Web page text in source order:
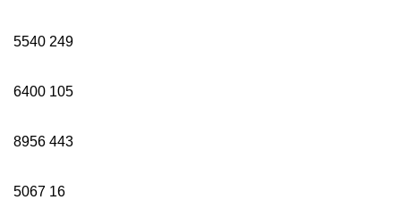
5540 249
6400 105
8956 443
5067 16